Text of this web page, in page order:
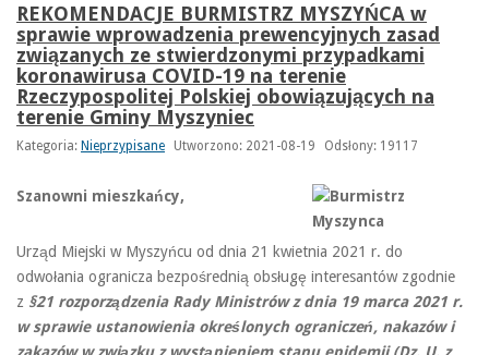
REKOMENDACJE BURMISTRZ MYSZYŃCA w
sprawie wprowadzenia prewencyjnych zasad
związanych ze stwierdzonymi przypadkami
koronawirusa COVID-19 na terenie
Rzeczypospolitej Polskiej obowiązujących na
terenie Gminy Myszyniec
Kategoria: Nieprzypisane Utworzono: 2021-08-19 Odsłony: 19117
Szanowni mieszkańcy,
Urząd Miejski w Myszyńcu od dnia 21 kwietnia 2021 r. do
odwołania ogranicza bezpośrednią obsługę interesantów zgodnie
z §21 rozporządzenia Rady Ministrów z dnia 19 marca 2021 r.
w sprawie ustanowienia określonych ograniczeń, nakazów i
zakazów w związku z wystąpieniem stanu epidemii (Dz. U. z